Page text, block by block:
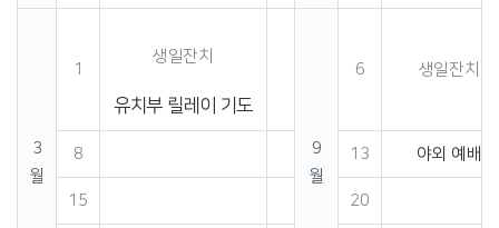
3
월
1
생일잔치
유치부 릴레이 기도
9
월
6 생일잔치
8 13 야외 예배
15 20